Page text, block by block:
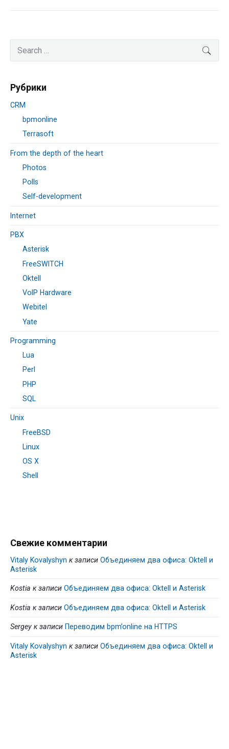
Primary
Sidebar
for:
Рубрики
CRM
bpmonline
Terrasoft
From the depth of the heart
Photos
Polls
Self-development
Internet
PBX
Asterisk
FreeSWITCH
Oktell
VoIP Hardware
Webitel
Yate
Programming
Lua
Perl
PHP
SQL
Unix
FreeBSD
Linux
OS X
Shell
Свежие комментарии
Vitaly Kovalyshyn к записи Объединяем два офиса: Oktell и
Asterisk
Kostia к записи Объединяем два офиса: Oktell и Asterisk
Kostia к записи Объединяем два офиса: Oktell и Asterisk
Sergey к записи Переводим bpm’online на HTTPS
Vitaly Kovalyshyn к записи Объединяем два офиса: Oktell и
Asterisk